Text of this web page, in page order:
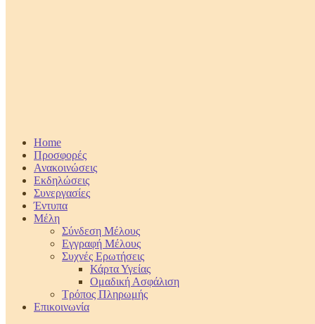
Home
Προσφορές
Ανακοινώσεις
Εκδηλώσεις
Συνεργασίες
Έντυπα
Μέλη
Σύνδεση Μέλους
Εγγραφή Μέλους
Συχνές Ερωτήσεις
Κάρτα Υγείας
Ομαδική Ασφάλιση
Τρόπος Πληρωμής
Επικοινωνία